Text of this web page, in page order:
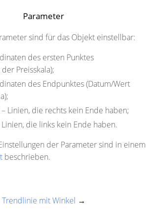
Parameter
sind für das Objekt einstellbar:
des ersten Punktes
Preisskala);
des Endpunktes (Datum/Wert
– Linien, die rechts kein Ende haben;
Linien, die links kein Ende haben.
der Parameter sind in einem
beschrieben.
Trendlinie mit Winkel →